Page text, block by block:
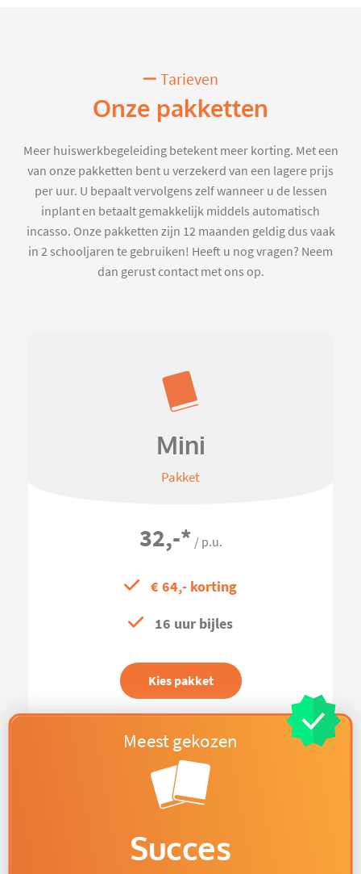
Tarieven
Onze pakketten
Meer huiswerkbegeleiding betekent meer korting. Met een
van onze pakketten bent u verzekerd van een lagere prijs
per uur. U bepaalt vervolgens zelf wanneer u de lessen
inplant en betaalt gemakkelijk middels automatisch
incasso. Onze pakketten zijn 12 maanden geldig dus vaak
in 2 schooljaren te gebruiken! Heeft u nog vragen? Neem
dan gerust contact met ons op.
Mini
Pakket
32,-* / p.u.
€ 64,- korting
16 uur bijles
Kies pakket
Succes